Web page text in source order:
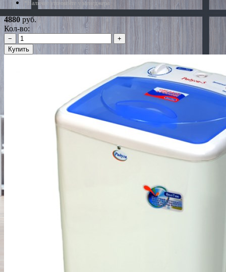
*Наличие уточняйте у менеджера
4880руб.
Кол-во:
−
+
Купить